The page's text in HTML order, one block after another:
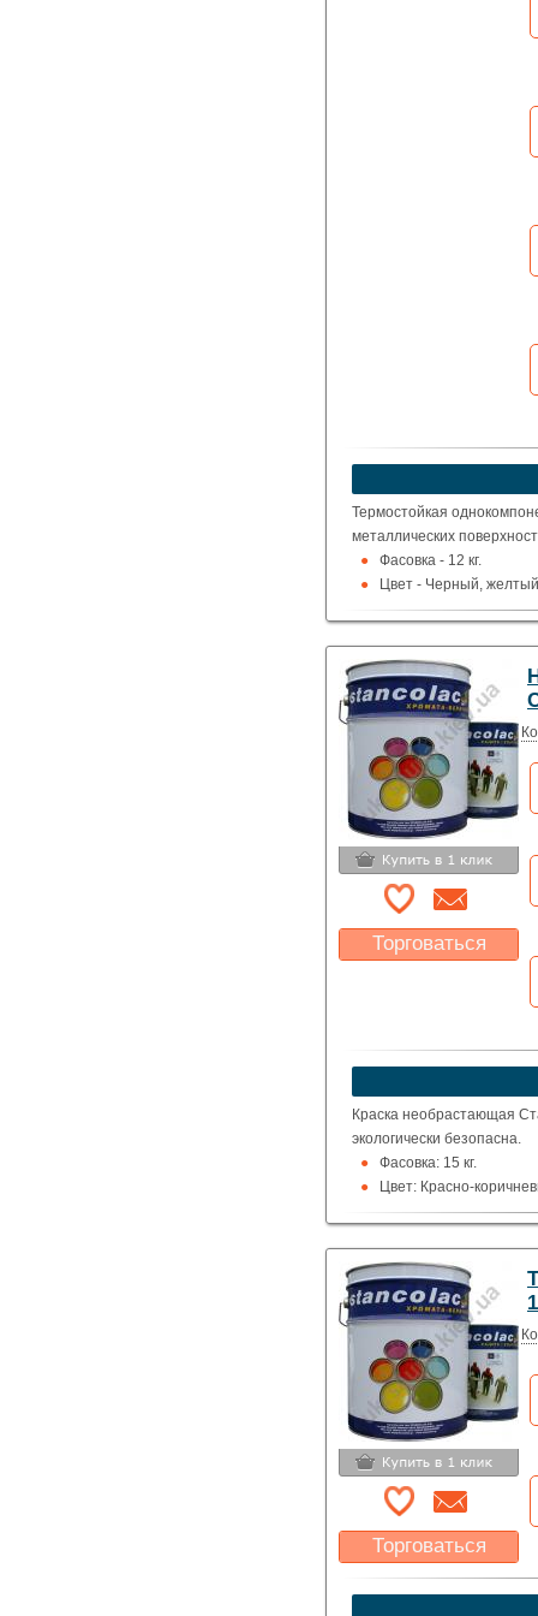
Термостойкая
металлических
Фасовка - 12 кг.
Цвет - Черный,
Термостойкость - до
Торговаться
Краска необрастающая
экологически безопасна.
Фасовка: 15 кг.
Цвет: Красно-
Торговаться
Какая цена Вас
устроит?